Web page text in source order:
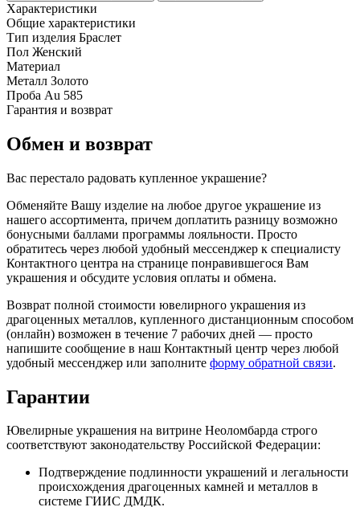
Характеристики
Общие характеристики
Тип изделия Браслет
Пол Женский
Материал
Металл Золото
Проба Au 585
Гарантия и возврат
Обмен и возврат
Вас перестало радовать купленное украшение?
Обменяйте Вашу изделие на любое другое украшение из
нашего ассортимента, причем доплатить разницу возможно
бонусными баллами программы лояльности. Просто
обратитесь через любой удобный мессенджер к специалисту
Контактного центра на странице понравившегося Вам
украшения и обсудите условия оплаты и обмена.
Возврат полной стоимости ювелирного украшения из
драгоценных металлов, купленного дистанционным способом
(онлайн) возможен в течение 7 рабочих дней — просто
напишите сообщение в наш Контактный центр через любой
удобный мессенджер или заполните форму обратной связи.
Гарантии
Ювелирные украшения на витрине Неоломбарда строго
соответствуют законодательству Российской Федерации:
Подтверждение подлинности украшений и легальности
происхождения драгоценных камней и металлов в
системе ГИИС ДМДК.